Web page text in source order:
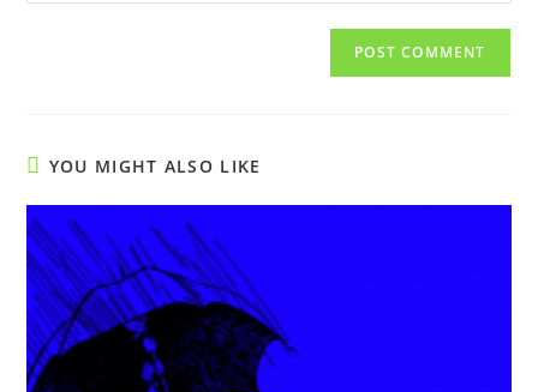
comment
YOU MIGHT ALSO LIKE